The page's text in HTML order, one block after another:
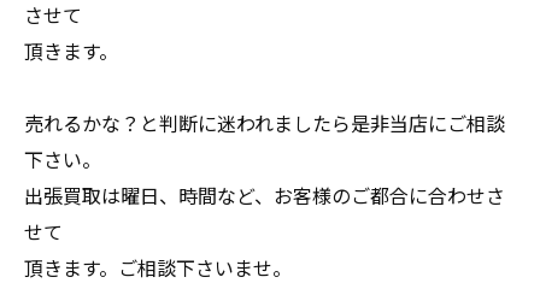
させて
頂きます。
売れるかな？と判断に迷われましたら是非当店にご相談
下さい。
出張買取は曜日、時間など、お客様のご都合に合わせさ
せて
頂きます。ご相談下さいませ。